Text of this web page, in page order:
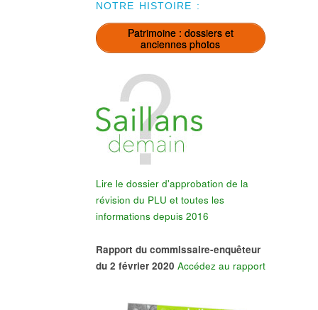
NOTRE HISTOIRE :
Patrimoine : dossiers et
anciennes photos
Lire le dossier d'approbation de la
révision du PLU et toutes les
informations depuis 2016
Rapport du commissaire-enquêteur
du 2 février 2020 Accédez au rapport